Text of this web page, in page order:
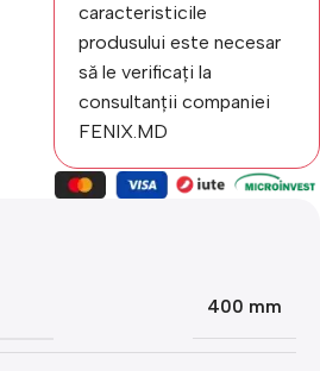
caracteristicile
produsului este necesar
să le verificați la
consultanții companiei
FENIX.MD
400 mm